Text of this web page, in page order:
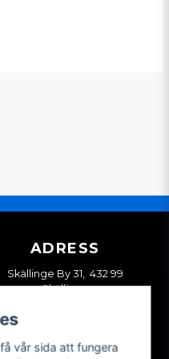
ADRESS
Skällinge By 31, 432 99
Skällinge
vår sida att fungera